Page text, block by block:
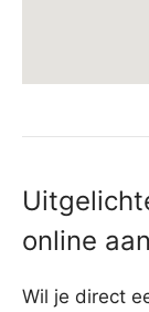
online
Wil je direct